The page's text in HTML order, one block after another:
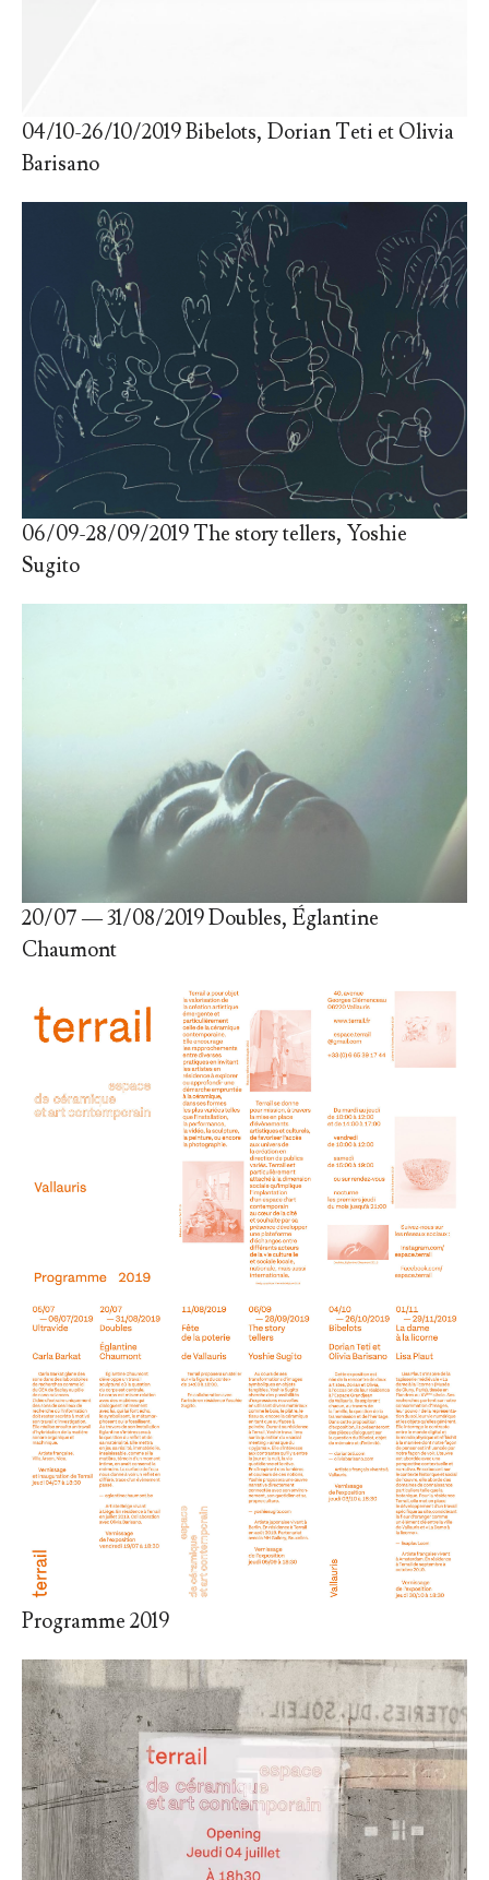
04/10-26/10/2019 Bibelots, Dorian Teti et Olivia
Barisano
06/09-28/09/2019 The story tellers, Yoshie
Sugito
20/07 — 31/08/2019 Doubles, Églantine
Chaumont
Programme 2019